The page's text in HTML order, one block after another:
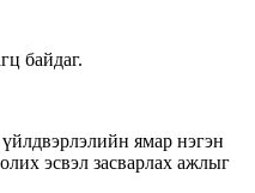
байдаг.
ямар нэгэн
эсвэл засварлах ажлыг